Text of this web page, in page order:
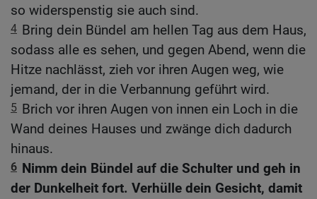
so widerspenstig sie auch sind.
4 Bring dein Bündel am hellen Tag aus dem Haus,
sodass alle es sehen, und gegen Abend, wenn die
Hitze nachlässt, zieh vor ihren Augen weg, wie
jemand, der in die Verbannung geführt wird.
5 Brich vor ihren Augen von innen ein Loch in die
Wand deines Hauses und zwänge dich dadurch
hinaus.
6 Nimm dein Bündel auf die Schulter und geh in
der Dunkelheit fort. Verhülle dein Gesicht, damit